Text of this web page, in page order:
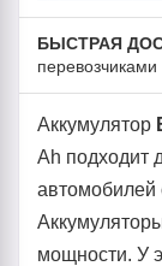
БЫСТРАЯ
перевозчиками
Аккумулятор
Ah подходит
мощности. У